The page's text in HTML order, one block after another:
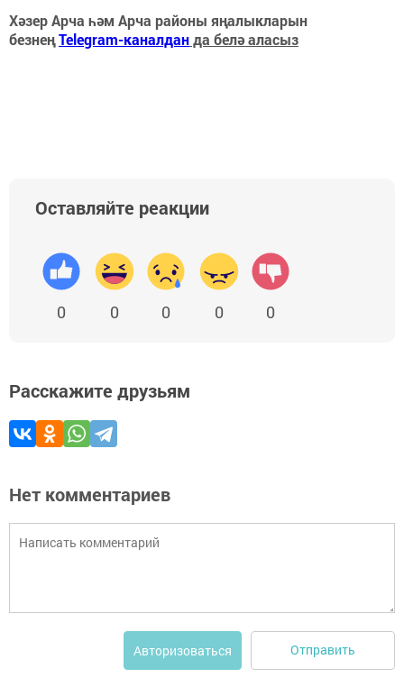
Хәзер Арча һәм Арча районы яңалыкларын
безнеңTelegram-каналданда белә аласыз
Оставляйте реакции
0 0 0 0 0
Расскажите друзьям
Нет комментариев
Авторизоваться Отправить